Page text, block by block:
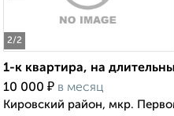
2/2
1-к квартира, на
10 000 ₽ в месяц
Кировский район, мкр.